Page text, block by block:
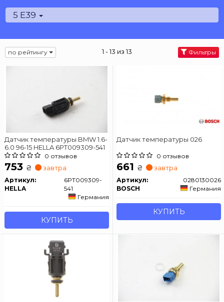
5 E39
по рейтингу 1 - 13 из 13 Фильтры
Датчик температуры BMW 1.6-
6.0 96-15 HELLA 6PT009309-541
0 отзывов
753 ₴ завтра
Артикул:
6PT009309-
541
HELLA
Германия
КУПИТЬ
Датчик температуры 026
0 отзывов
661 ₴ завтра
Артикул:
0280130026
BOSCH
Германия
КУПИТЬ